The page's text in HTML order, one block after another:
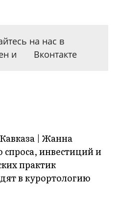
на нас в
и Вконтакте